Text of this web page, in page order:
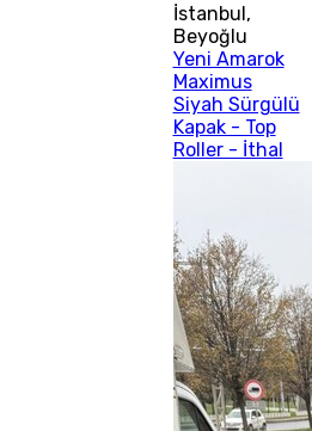
İstanbul,
Beyoğlu
Yeni Amarok
Maximus
Siyah Sürgülü
Kapak - Top
Roller - İthal